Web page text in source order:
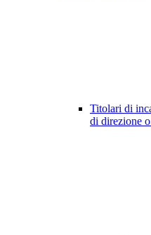
Titolari di
di direzione